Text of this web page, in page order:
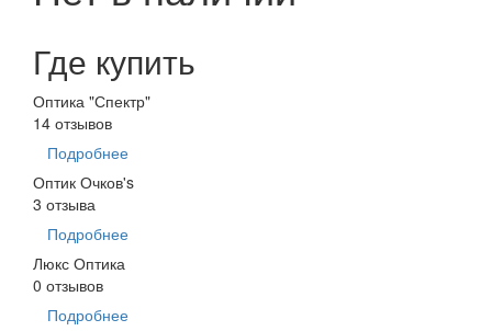
Где купить
Оптика "Спектр"
14 отзывов
Подробнее
Оптик Очков's
3 отзыва
Подробнее
Люкс Оптика
0 отзывов
Подробнее